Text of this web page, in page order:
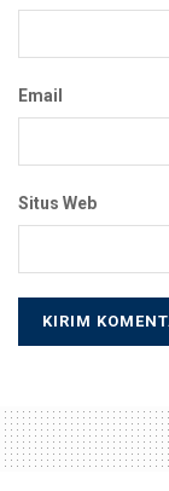
Email
Situs Web